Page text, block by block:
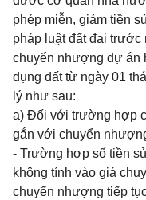
phép miễn, giảm tiền
pháp luật đất đai trước
chuyển nhượng dự án
dụng đất từ ngày 01
lý như sau:
a) Đối với trường hợp
gắn với chuyển
- Trường hợp số tiền
không tính vào giá
chuyển nhượng tiếp